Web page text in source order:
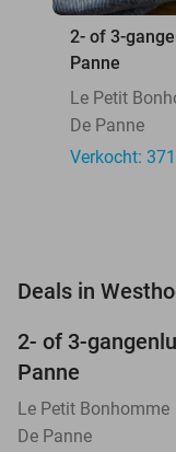
2- of 3-
Panne
Le Petit
De Panne
Verkocht: 371
Deals in
2- of 3-
Panne
Le Petit Bonhomme
De Panne